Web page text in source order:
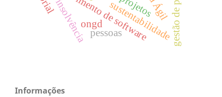
ongd
insolvência sustentabilidade
pessoas
Informações